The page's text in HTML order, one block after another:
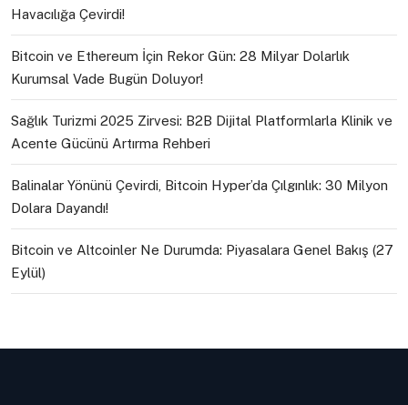
Havacılığa Çevirdi!
Bitcoin ve Ethereum İçin Rekor Gün: 28 Milyar Dolarlık
Kurumsal Vade Bugün Doluyor!
Sağlık Turizmi 2025 Zirvesi: B2B Dijital Platformlarla Klinik ve
Acente Gücünü Artırma Rehberi
Balinalar Yönünü Çevirdi, Bitcoin Hyper’da Çılgınlık: 30 Milyon
Dolara Dayandı!
Bitcoin ve Altcoinler Ne Durumda: Piyasalara Genel Bakış (27
Eylül)